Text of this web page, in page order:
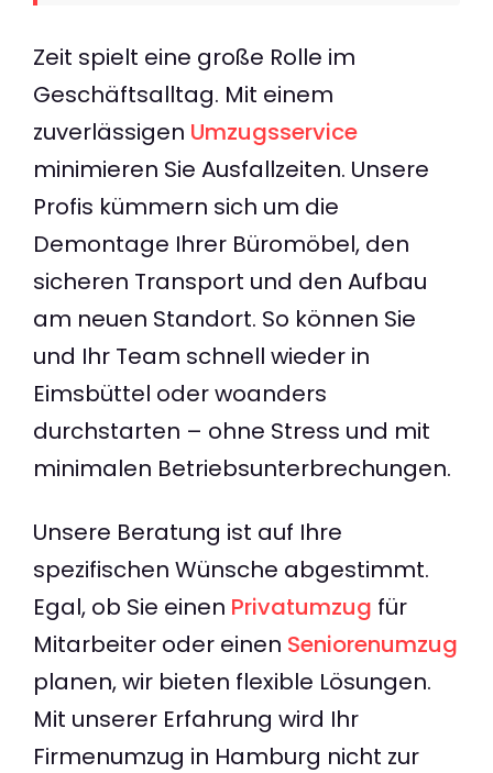
Zeit spielt eine große Rolle im
Geschäftsalltag. Mit einem
zuverlässigen Umzugsservice
minimieren Sie Ausfallzeiten. Unsere
Profis kümmern sich um die
Demontage Ihrer Büromöbel, den
sicheren Transport und den Aufbau
am neuen Standort. So können Sie
und Ihr Team schnell wieder in
Eimsbüttel oder woanders
durchstarten – ohne Stress und mit
minimalen Betriebsunterbrechungen.
Unsere Beratung ist auf Ihre
spezifischen Wünsche abgestimmt.
Egal, ob Sie einen Privatumzug für
Mitarbeiter oder einen Seniorenumzug
planen, wir bieten flexible Lösungen.
Mit unserer Erfahrung wird Ihr
Firmenumzug in Hamburg nicht zur